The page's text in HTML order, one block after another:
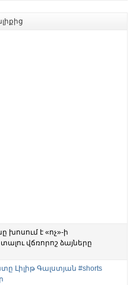
խոսում է «ոչ»-ի
վճռորոշ ձայները
Լիլիթ Գալստյան #shorts